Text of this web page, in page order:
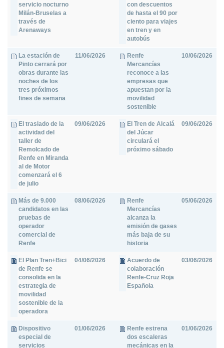
servicio nocturno
Milán-Bruselas a
través de
Arenaways
con descuentos
de hasta el 90 por
ciento para viajes
en tren y en
autobús
La estación de
Pinto cerrará por
obras durante las
noches de los
tres próximos
fines de semana
11/06/2026
Renfe
Mercancías
reconoce a las
empresas que
apuestan por la
movilidad
sostenible
10/06/2026
El traslado de la
actividad del
taller de
Remolcado de
Renfe en Miranda
al de Motor
comenzará el 6
de julio
09/06/2026
El Tren de Alcalá
del Júcar
circulará el
próximo sábado
09/06/2026
Más de 9.000
candidatos en las
pruebas de
operador
comercial de
Renfe
08/06/2026
Renfe
Mercancías
alcanza la
emisión de gases
más baja de su
historia
05/06/2026
El Plan Tren+Bici
de Renfe se
consolida en la
estrategia de
movilidad
sostenible de la
operadora
04/06/2026
Acuerdo de
colaboración
Renfe-Cruz Roja
Española
03/06/2026
Dispositivo
especial de
servicios
01/06/2026
Renfe estrena
dos escaleras
mecánicas en la
01/06/2026